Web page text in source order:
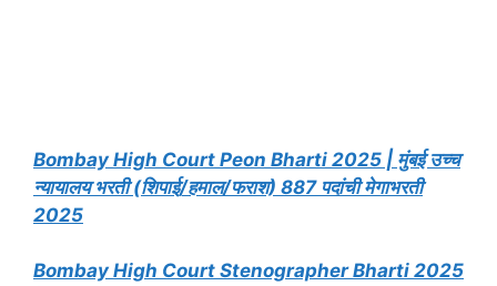
Bombay High Court Peon Bharti 2025 | मुंबई उच्च
न्यायालय भरती (शिपाई/हमाल/फराश) 887 पदांची मेगाभरती
2025
Bombay High Court Stenographer Bharti 2025